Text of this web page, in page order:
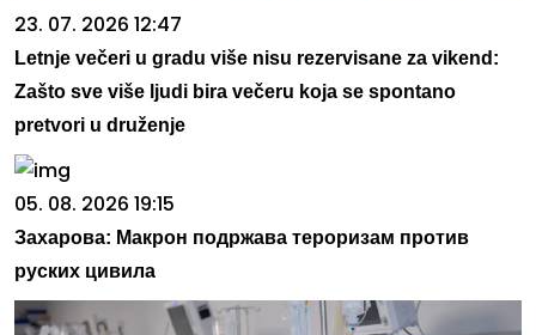
23. 07. 2026 12:47
Letnje večeri u gradu više nisu rezervisane za vikend:
Zašto sve više ljudi bira večeru koja se spontano
pretvori u druženje
05. 08. 2026 19:15
Захарова: Макрон подржава тероризам против
руских цивила